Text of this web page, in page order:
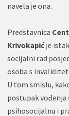
navela je ona.
Predstavnica
Krivokapićje
socijalni rad
osoba s
U tom smislu,
postupak vođenja
psihosocijalnu i